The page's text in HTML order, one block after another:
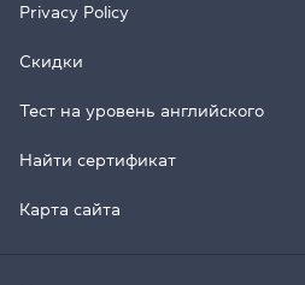
Privacy Policy
Скидки
Тест на уровень английского
Найти сертификат
Карта сайта